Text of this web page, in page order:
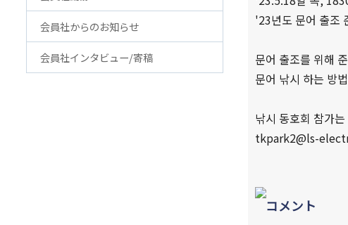
会員社からのお知らせ
会員社インタビュー/寄稿
'23년도 문어 출조
문어 출조를 위해
문어 낚시 하는 방
낚시 동호회 참가는
tkpark2@ls-
コメント